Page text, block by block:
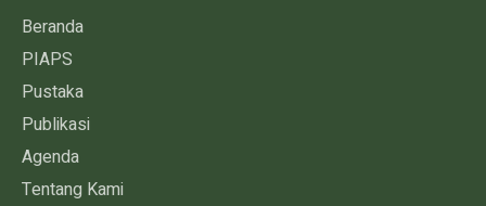
Beranda
PIAPS
Pustaka
Publikasi
Agenda
Tentang Kami